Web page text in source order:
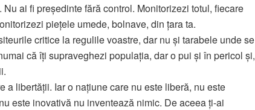
ai fi președinte fără control. Monitorizezi totul, fiecare
piețele umede, bolnave, din țara ta.
critice la regulile voastre, dar nu și tarabele unde se
că îți supraveghezi populația, dar o pui și în pericol și,
a libertății. Iar o națiune care nu este liberă, nu este
este inovativă nu inventează nimic. De aceea ți-ai